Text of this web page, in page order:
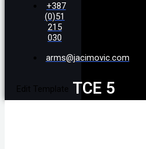
+387
(0)51
215
030
arms@jacimovic.com
Edit Template TCE 5